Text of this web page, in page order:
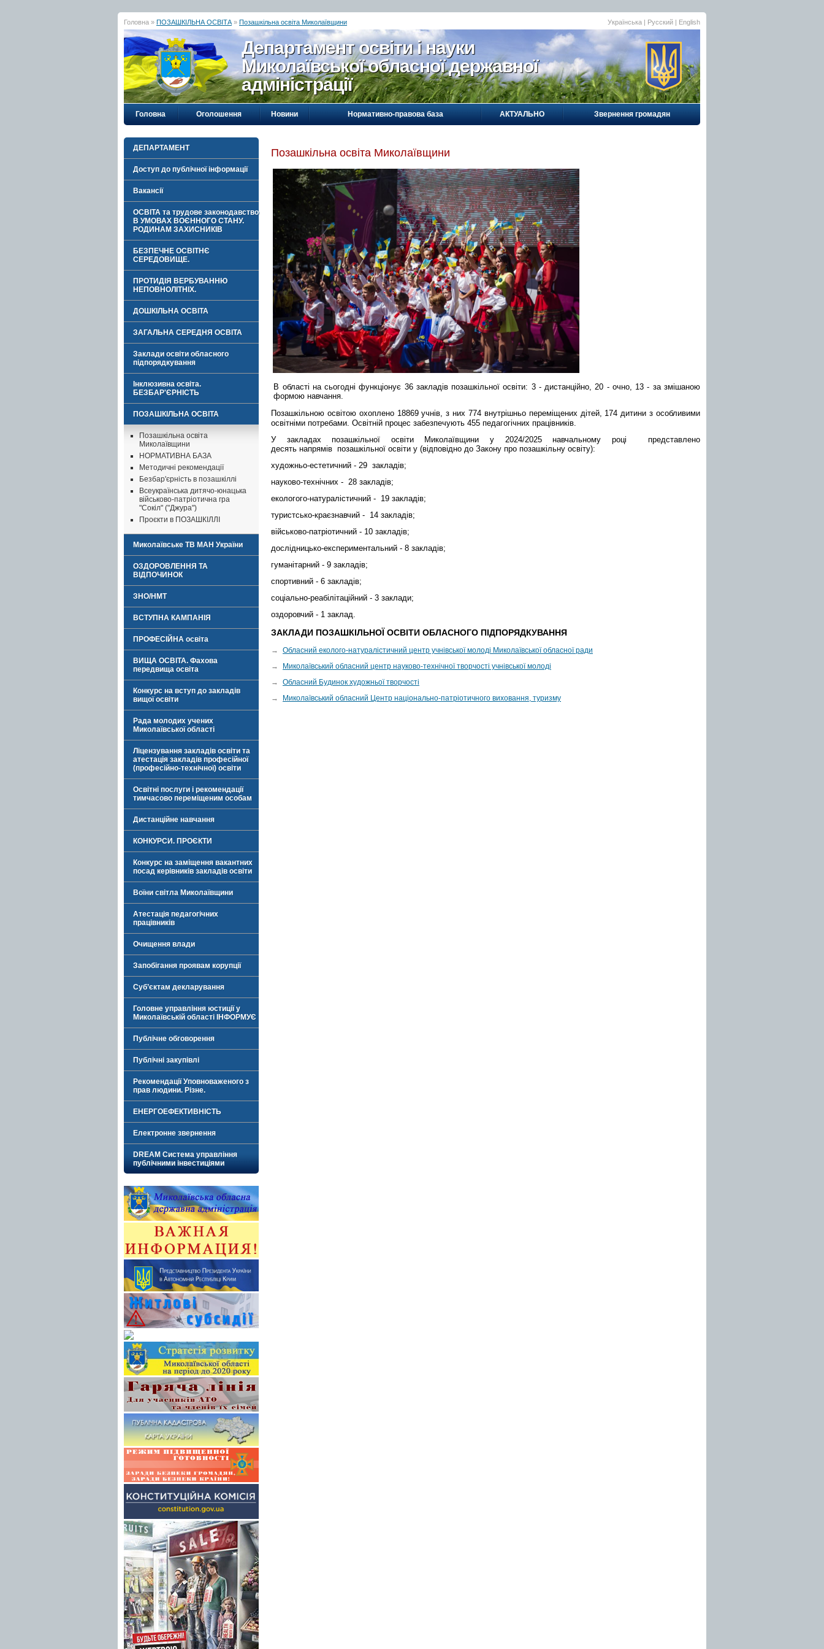
Головна » ПОЗАШКІЛЬНА ОСВІТА » Позашкільна освіта Миколаївщини Українська | Русский | English
Департамент освіти і науки
Миколаївської обласної державної
адміністрації
Головна Оголошення Новини Нормативно-правова база АКТУАЛЬНО Звернення громадян
ДЕПАРТАМЕНТ
Доступ до публічної інформації
Вакансії
ОСВІТА та трудове законодавство
В УМОВАХ ВОЄННОГО СТАНУ.
РОДИНАМ ЗАХИСНИКІВ
БЕЗПЕЧНЕ ОСВІТНЄ
СЕРЕДОВИЩЕ.
ПРОТИДІЯ ВЕРБУВАННЮ
НЕПОВНОЛІТНІХ.
ДОШКІЛЬНА ОСВІТА
ЗАГАЛЬНА СЕРЕДНЯ ОСВІТА
Заклади освіти обласного
підпорядкування
Інклюзивна освіта.
БЕЗБАР'ЄРНІСТЬ
ПОЗАШКІЛЬНА ОСВІТА
Позашкільна освіта
Миколаївщини
НОРМАТИВНА БАЗА
Методичні рекомендації
Безбар'єрність в позашкіллі
Всеукраїнська дитячо-юнацька
військово-патріотична гра
"Сокіл" ("Джура")
Проєкти в ПОЗАШКІЛЛІ
Миколаївське ТВ МАН України
ОЗДОРОВЛЕННЯ ТА
ВІДПОЧИНОК
ЗНО/НМТ
ВСТУПНА КАМПАНІЯ
ПРОФЕСІЙНА освіта
ВИЩА ОСВІТА. Фахова
передвища освіта
Конкурс на вступ до закладів
вищої освіти
Рада молодих учених
Миколаївської області
Ліцензування закладів освіти та
атестація закладів професійної
(професійно-технічної) освіти
Освітні послуги і рекомендації
тимчасово переміщеним особам
Дистанційне навчання
КОНКУРСИ. ПРОЄКТИ
Конкурс на заміщення вакантних
посад керівників закладів освіти
Воїни світла Миколаївщини
Атестація педагогічних
працівників
Очищення влади
Запобігання проявам корупції
Суб’єктам декларування
Головне управління юстиції у
Миколаївській області ІНФОРМУЄ
Публічне обговорення
Публічні закупівлі
Рекомендації Уповноваженого з
прав людини. Різне.
ЕНЕРГОЕФЕКТИВНІСТЬ
Електронне звернення
DREAM Система управління
публічними інвестиціями
Позашкільна освіта Миколаївщини
В області на сьогодні функціонує 36 закладів позашкільної освіти: 3 - дистанційно, 20 - очно, 13 - за змішаною
формою навчання.
Позашкільною освітою охоплено 18869 учнів, з них 774 внутрішньо переміщених дітей, 174 дитини з особливими
освітніми потребами. Освітній процес забезпечують 455 педагогічних працівників.
У закладах позашкільної освіти Миколаївщини у 2024/2025 навчальному році представлено
десять напрямів позашкільної освіти у (відповідно до Закону про позашкільну освіту):
художньо-естетичний - 29 закладів;
науково-технічних - 28 закладів;
екологого-натуралістичний - 19 закладів;
туристсько-краєзнавчий - 14 закладів;
військово-патріотичний - 10 закладів;
дослідницько-експериментальний - 8 закладів;
гуманітарний - 9 закладів;
спортивний - 6 закладів;
соціально-реабілітаційний - 3 заклади;
оздоровчий - 1 заклад.
ЗАКЛАДИ ПОЗАШКІЛЬНОЇ ОСВІТИ ОБЛАСНОГО ПІДПОРЯДКУВАННЯ
→
Обласний еколого-натуралістичний центр учнівської молоді Миколаївської обласної ради
→
Миколаївський обласний центр науково-технічної творчості учнівської молоді
→
Обласний Будинок художньої творчості
→
Миколаївський обласний Центр національно-патріотичного виховання, туризму